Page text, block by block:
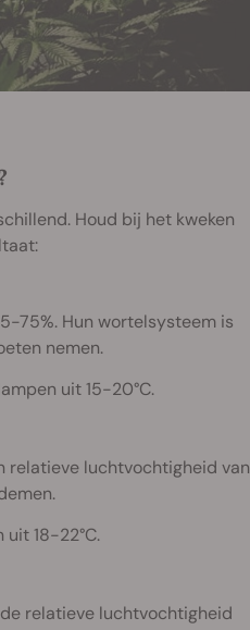
Houd bij het kweken
75%. Hun wortelsysteem is
nemen.
uit 15-20°C.
relatieve luchtvochtigheid van
18-22°C.
relatieve luchtvochtigheid